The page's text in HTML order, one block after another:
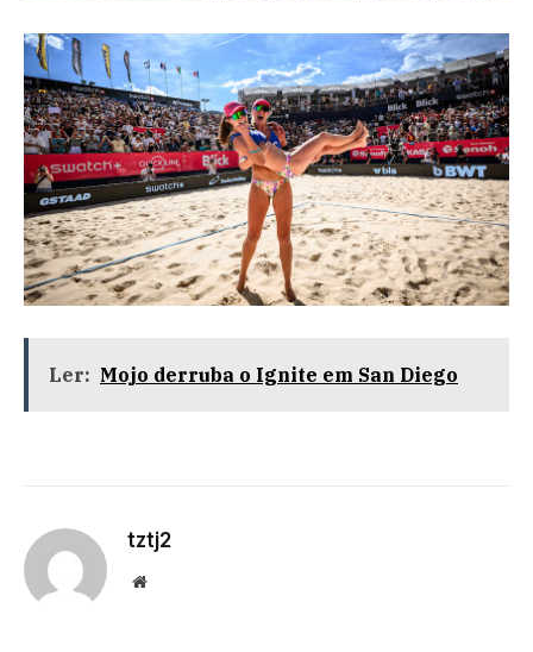
Ler: Mojo derruba o Ignite em San Diego
tztj2
Website